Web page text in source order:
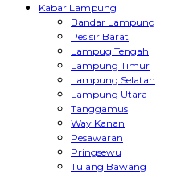
Kabar Lampung
Bandar Lampung
Pesisir Barat
Lampug Tengah
Lampung Timur
Lampung Selatan
Lampung Utara
Tanggamus
Way Kanan
Pesawaran
Pringsewu
Tulang Bawang